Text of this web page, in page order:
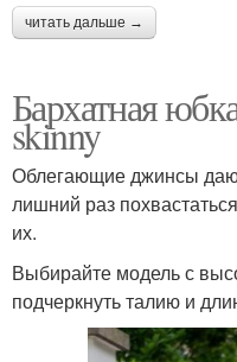
читать дальше →
Бархатная
skinny
Облегающие джинсы
лишний раз
их.
Выбирайте модель с
подчеркнуть талию и